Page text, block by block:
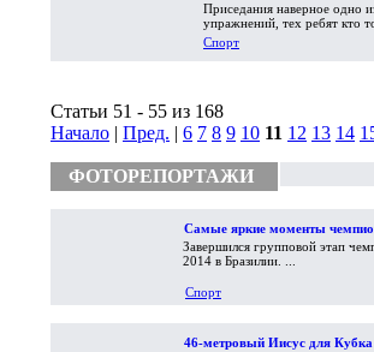
Приседания наверное одно
упражнений, тех ребят кто
Спорт
Статьи 51 - 55 из 168
Начало | Пред. | 6 7 8 9 10 11 12 13 14
ФОТОРЕПОРТАЖИ
Самые яркие моменты
2014
Завершился групповой этап
2014 в Бразилии. ...
Спорт
46-метровый Иисус для